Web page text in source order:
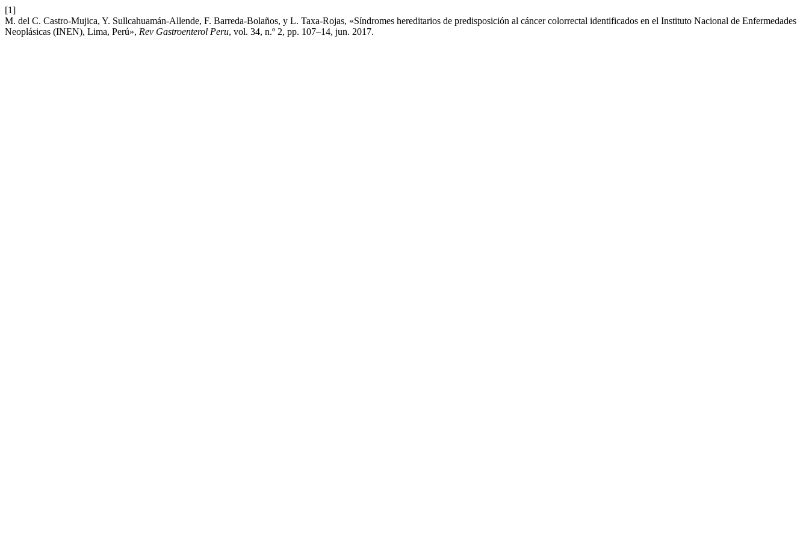
[1]
M. del C. Castro-Mujica, Y. Sullcahuamán-Allende, F. Barreda-Bolaños, y L. Taxa-Rojas, «Síndromes hereditarios de predisposición al cáncer colorrectal identificados en el Instituto Nacional de Enfermedades
Neoplásicas (INEN), Lima, Perú», Rev Gastroenterol Peru, vol. 34, n.º 2, pp. 107–14, jun. 2017.